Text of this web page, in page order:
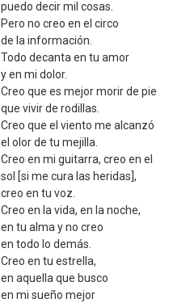
puedo decir mil cosas.
Pero no creo en el circo
de la información.
Todo decanta en tu amor
y en mi dolor.
Creo que es mejor morir de pie
que vivir de rodillas.
Creo que el viento me alcanzó
el olor de tu mejilla.
Creo en mi guitarra, creo en el
sol [si me cura las heridas],
creo en tu voz.
Creo en la vida, en la noche,
en tu alma y no creo
en todo lo demás.
Creo en tu estrella,
en aquella que busco
en mi sueño mejor